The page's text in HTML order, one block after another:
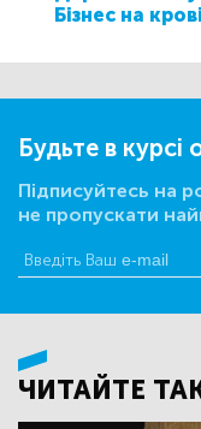
Бізнес на крові
Будьте в курсі
Підписуйтесь на
не пропускати
ЧИТАЙТЕ